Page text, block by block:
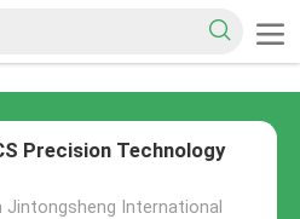
Precision Technology
Jintongsheng International